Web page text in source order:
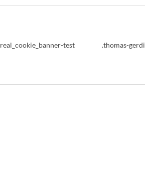
real_cookie_banner-test .thomas-